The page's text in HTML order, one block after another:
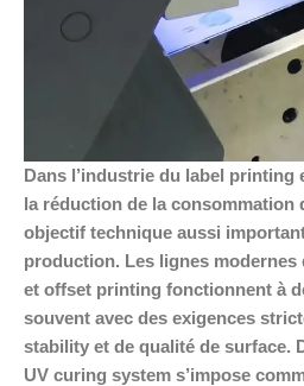
Dans l’industrie du label
la réduction de la consommation
objectif technique aussi
production. Les lignes
et offset printing fonctionnent à
souvent avec des exigences
stability et de qualité de surface.
UV curing system s’impose